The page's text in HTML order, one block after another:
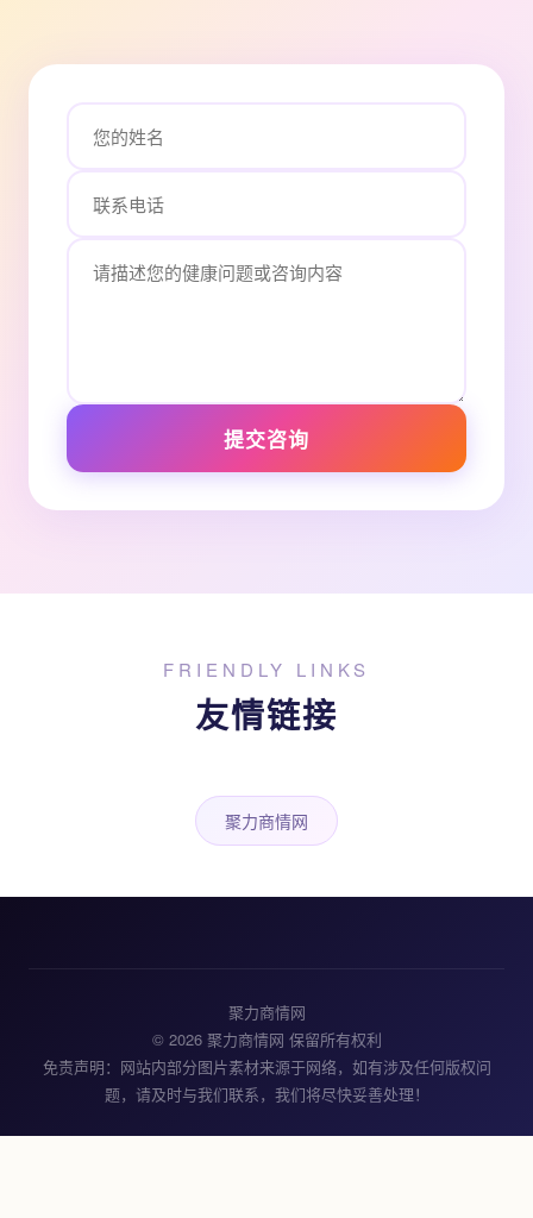
提交咨询
FRIENDLY LINKS
友情链接
聚力商情网
聚力商情网
© 2026 聚力商情网 保留所有权利
免责声明：网站内部分图片素材来源于网络，如有涉及任何版权问
题，请及时与我们联系，我们将尽快妥善处理！